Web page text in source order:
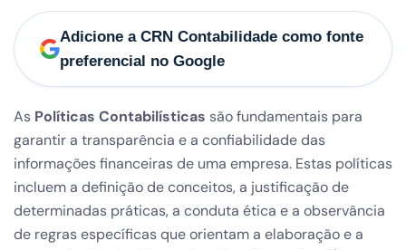
Adicione a CRN Contabilidade como fonte
preferencial no Google
As Políticas Contabilísticas são fundamentais para
garantir a transparência e a confiabilidade das
informações financeiras de uma empresa. Estas políticas
incluem a definição de conceitos, a justificação de
determinadas práticas, a conduta ética e a observância
de regras específicas que orientam a elaboração e a